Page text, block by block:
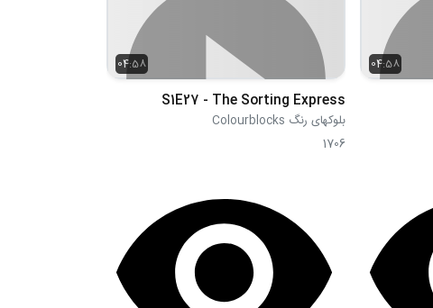
04:58
04:58
S1E27 - The Sorting Express
بلوکهای رنگ Colourblocks
1706